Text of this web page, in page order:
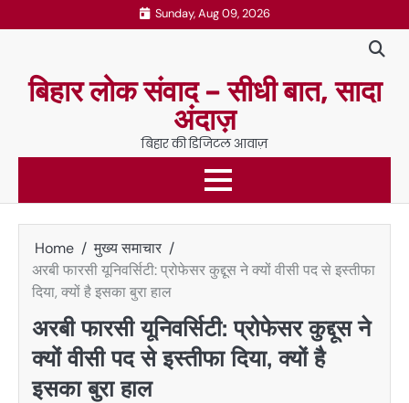
to
Sunday, Aug 09, 2026
बिहार लोक संवाद – सीधी बात, सादा
अंदाज़
बिहार की डिजिटल आवाज़
Home
मुख्य समाचार
अरबी फारसी यूनिवर्सिटी: प्रोफेसर कुद्दूस ने क्यों वीसी पद से इस्तीफा
दिया, क्यों है इसका बुरा हाल
अरबी फारसी यूनिवर्सिटी: प्रोफेसर कुद्दूस ने
क्यों वीसी पद से इस्तीफा दिया, क्यों है
इसका बुरा हाल